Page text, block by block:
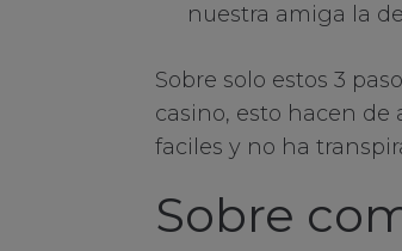
nuestra amiga la
Sobre solo estos 3
casino, esto hacen de
faciles y no ha
Sobre